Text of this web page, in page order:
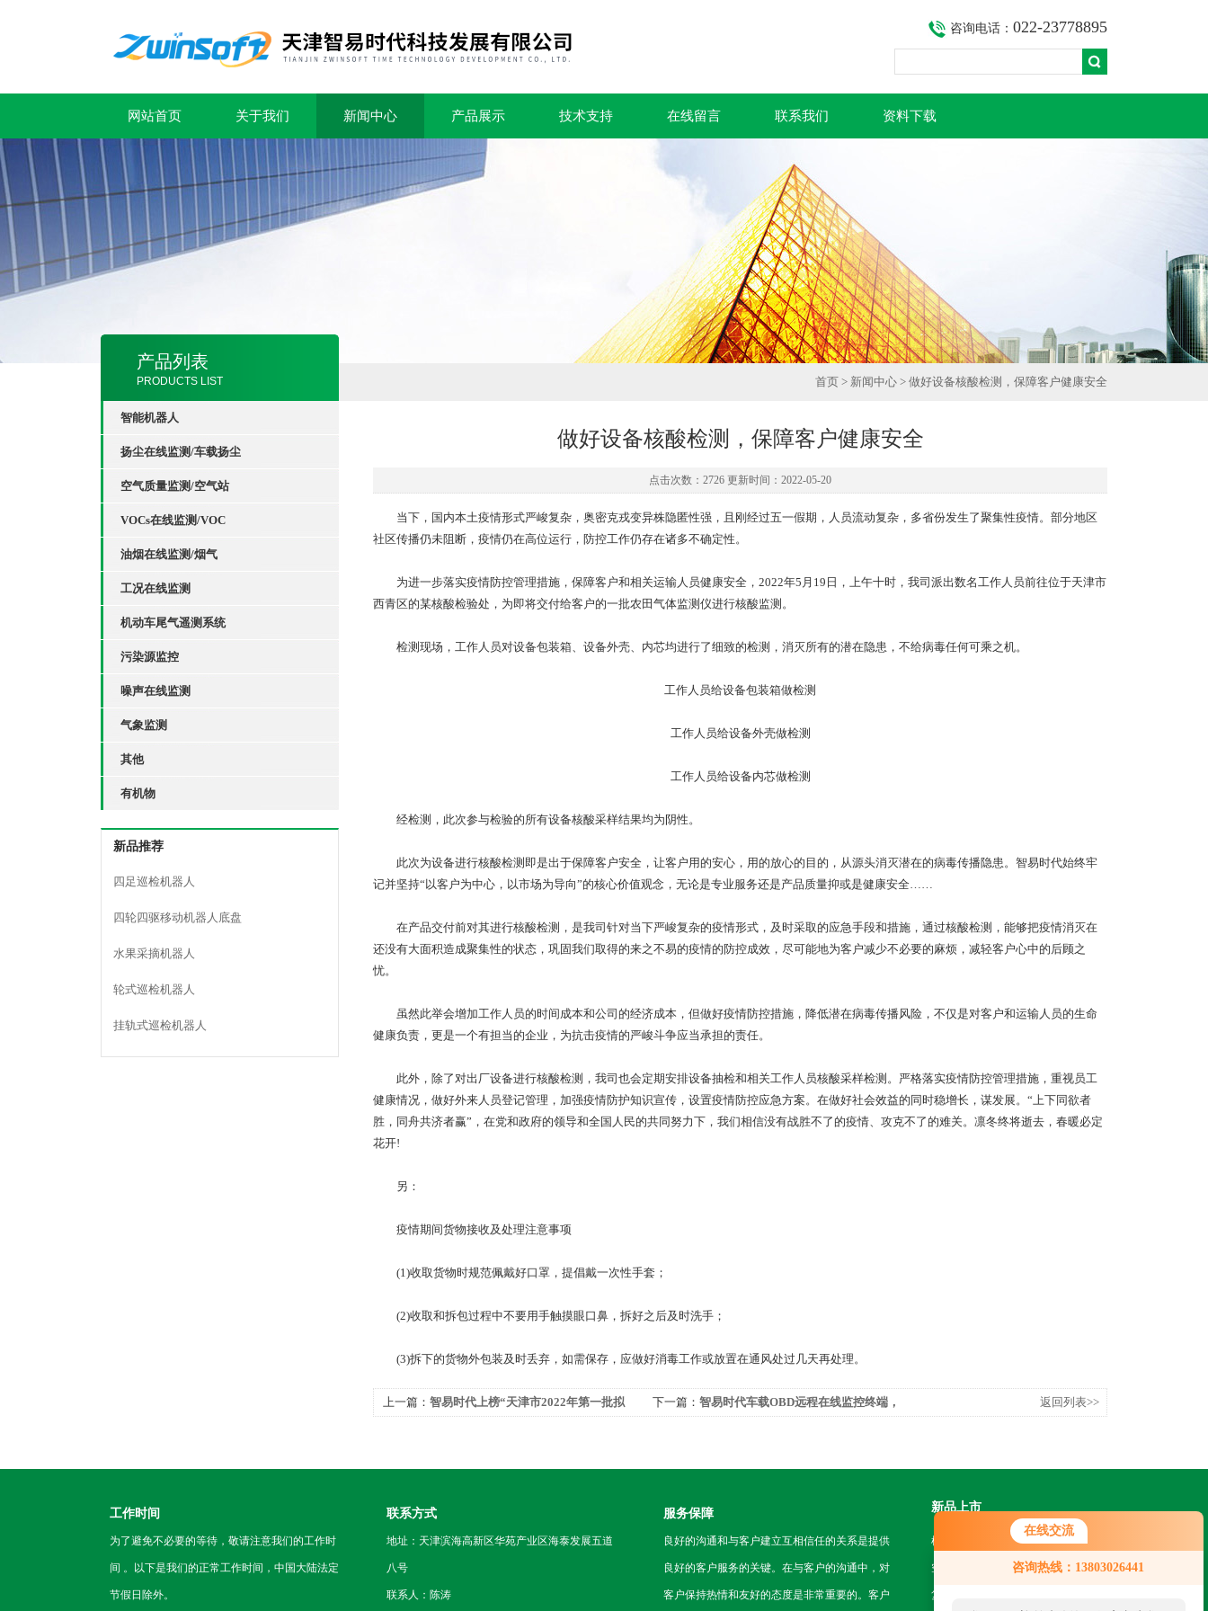
在线交流
咨询热线：13803026441
咨询电话： 022-23778895
网站首页 关于我们 新闻中心 产品展示 技术支持 在线留言 联系我们 资料下载
产品列表
PRODUCTS LIST
智能机器人
扬尘在线监测/车载扬尘
空气质量监测/空气站
VOCs在线监测/VOC
油烟在线监测/烟气
工况在线监测
机动车尾气遥测系统
污染源监控
噪声在线监测
气象监测
其他
有机物
新品推荐
四足巡检机器人
四轮四驱移动机器人底盘
水果采摘机器人
轮式巡检机器人
挂轨式巡检机器人
首页 > 新闻中心 > 做好设备核酸检测，保障客户健康安全
做好设备核酸检测，保障客户健康安全
点击次数：2726 更新时间：2022-05-20
当下，国内本土疫情形式严峻复杂，奥密克戎变异株隐匿性强，且刚经过五一假期，人员流动复杂，多省份发生了聚集性疫情。部分地区
社区传播仍未阻断，疫情仍在高位运行，防控工作仍存在诸多不确定性。
为进一步落实疫情防控管理措施，保障客户和相关运输人员健康安全，2022年5月19日，上午十时，我司派出数名工作人员前往位于天津市
西青区的某核酸检验处，为即将交付给客户的一批农田气体监测仪进行核酸监测。
检测现场，工作人员对设备包装箱、设备外壳、内芯均进行了细致的检测，消灭所有的潜在隐患，不给病毒任何可乘之机。
工作人员给设备包装箱做检测
工作人员给设备外壳做检测
工作人员给设备内芯做检测
经检测，此次参与检验的所有设备核酸采样结果均为阴性。
此次为设备进行核酸检测即是出于保障客户安全，让客户用的安心，用的放心的目的，从源头消灭潜在的病毒传播隐患。智易时代始终牢
记并坚持“以客户为中心，以市场为导向”的核心价值观念，无论是专业服务还是产品质量抑或是健康安全……
在产品交付前对其进行核酸检测，是我司针对当下严峻复杂的疫情形式，及时采取的应急手段和措施，通过核酸检测，能够把疫情消灭在
还没有大面积造成聚集性的状态，巩固我们取得的来之不易的疫情的防控成效，尽可能地为客户减少不必要的麻烦，减轻客户心中的后顾之
忧。
虽然此举会增加工作人员的时间成本和公司的经济成本，但做好疫情防控措施，降低潜在病毒传播风险，不仅是对客户和运输人员的生命
健康负责，更是一个有担当的企业，为抗击疫情的严峻斗争应当承担的责任。
此外，除了对出厂设备进行核酸检测，我司也会定期安排设备抽检和相关工作人员核酸采样检测。严格落实疫情防控管理措施，重视员工
健康情况，做好外来人员登记管理，加强疫情防护知识宣传，设置疫情防控应急方案。在做好社会效益的同时稳增长，谋发展。“上下同欲者
胜，同舟共济者赢”，在党和政府的领导和全国人民的共同努力下，我们相信没有战胜不了的疫情、攻克不了的难关。凛冬终将逝去，春暖必定
花开!
另：
疫情期间货物接收及处理注意事项
(1)收取货物时规范佩戴好口罩，提倡戴一次性手套；
(2)收取和拆包过程中不要用手触摸眼口鼻，拆好之后及时洗手；
(3)拆下的货物外包装及时丢弃，如需保存，应做好消毒工作或放置在通风处过几天再处理。
上一篇： 智易时代上榜“天津市2022年第一批拟
下一篇： 智易时代车载OBD远程在线监控终端，
返回列表>>
工作时间
为了避免不必要的等待，敬请注意我们的工作时
间 。以下是我们的正常工作时间，中国大陆法定
节假日除外。
联系方式
地址：天津滨海高新区华苑产业区海泰发展五道
八号
联系人：陈涛
服务保障
良好的沟通和与客户建立互相信任的关系是提供
良好的客户服务的关键。在与客户的沟通中，对
客户保持热情和友好的态度是非常重要的。客户
新品上市
机房挂轨机器人
空地一体智能巡检系统
复合型作业机器人